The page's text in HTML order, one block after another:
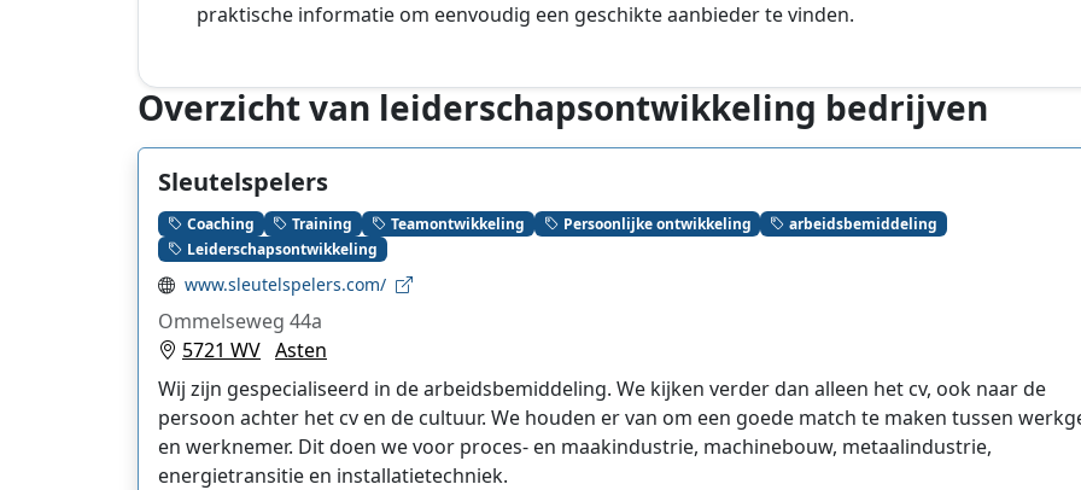
praktische informatie om eenvoudig een geschikte aanbieder te vinden.
Overzicht van leiderschapsontwikkeling bedrijven
Sleutelspelers
Coaching Training Teamontwikkeling Persoonlijke ontwikkeling
arbeidsbemiddeling
Leiderschapsontwikkeling
www.sleutelspelers.com/
Ommelseweg 44a
5721 WV Asten
Wij zijn gespecialiseerd in de arbeidsbemiddeling. We kijken verder dan alleen het cv, ook naar de
persoon achter het cv en de cultuur. We houden er van om een goede match te maken tussen
en werknemer. Dit doen we voor proces- en maakindustrie, machinebouw, metaalindustrie,
energietransitie en installatietechniek.